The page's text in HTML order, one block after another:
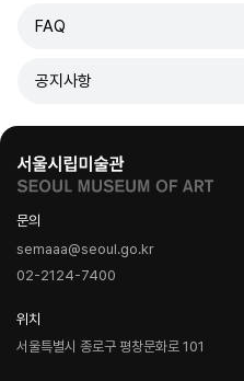
FAQ
공지사항
문의
semaaa@seoul.go.kr
02-2124-7400
위치
서울특별시 종로구 평창문화로 101